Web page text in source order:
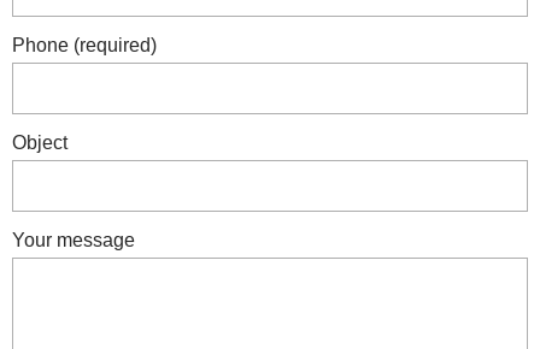
Phone (required)
Object
Your message